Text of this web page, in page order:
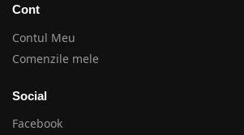
Cont
Contul Meu
Comenzile mele
Social
Facebook